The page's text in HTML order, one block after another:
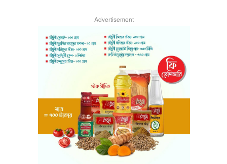
Advertisement